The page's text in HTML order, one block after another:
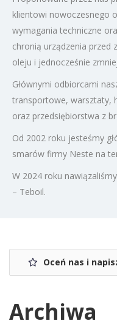
klientowi nowoczesnego
wymagania techniczne
chronią urządzenia przed
oleju i jednocześnie
Głównymi odbiorcami
transportowe, warsztaty,
oraz przedsiębiorstwa z
Od 2002 roku jesteśmy
smarów firmy Neste na
W 2024 roku
– Teboil.
Oceń nas i
Archiwa